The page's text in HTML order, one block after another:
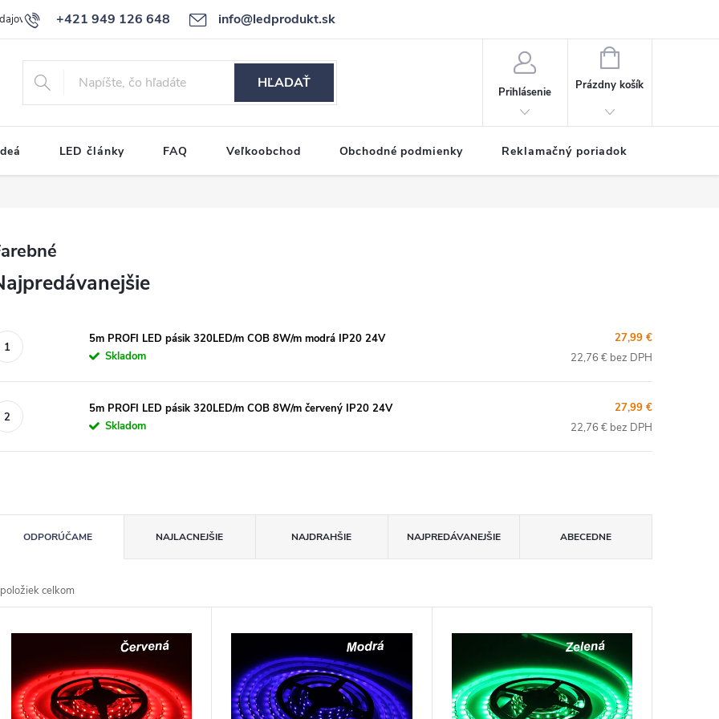
+421 949 126 648 info@ledprodukt.sk
Reklamačný poriadok
HĽADAŤ
Prihlásenie
NÁKUPNÝ
KOŠÍK
Prázdny košík
LED články FAQ Veľkoobchod Obchodné podmienky Reklamačný poriadok
5m PROFI LED pásik 320LED/m COB 8W/m modrá IP20 24V
Skladom
27,99 €
22,76 € bez DPH
5m PROFI LED pásik 320LED/m COB 8W/m červený IP20 24V
Skladom
27,99 €
22,76 € bez DPH
ODPORÚČAME NAJLACNEJŠIE NAJDRAHŠIE NAJPREDÁVANEJŠIE ABECEDNE
položiek celkom